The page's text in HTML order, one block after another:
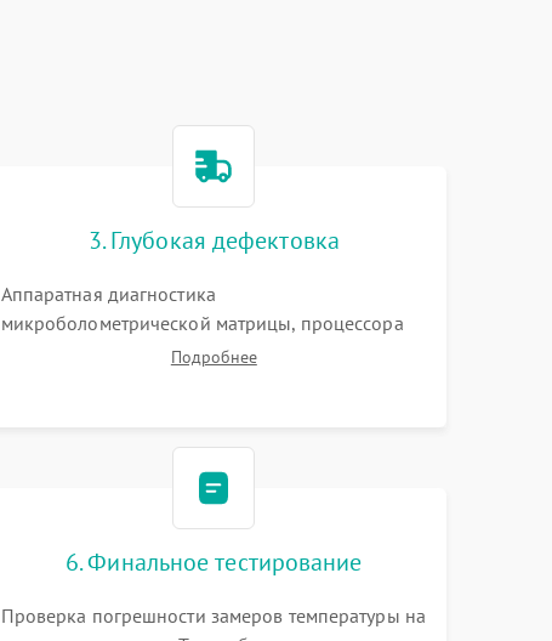
3. Глубокая дефектовка
Аппаратная диагностика
микроболометрической матрицы, процессора
обработки изображений и цепей питания.
Подробнее
6. Финальное тестирование
Проверка погрешности замеров температуры на